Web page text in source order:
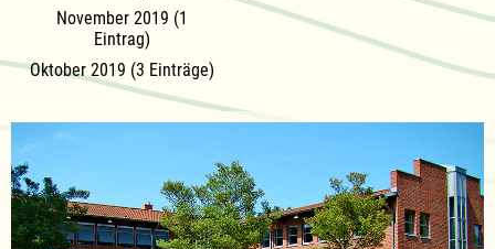
November 2019 (1
Eintrag)
Oktober 2019 (3 Einträge)